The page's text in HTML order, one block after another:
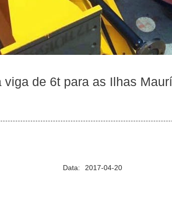
de 6t para as Ilhas
Data:
2017-04-20